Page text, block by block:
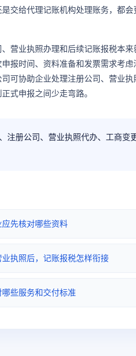
交给代理记账机构处理账务，都
营业执照办理和后续记账报税本来
报时间、资料准备和发票需求考
可协助企业处理注册公司、营业
式申报之间少走弯路。
注册公司、营业执照代办、工商变
先核对哪些资料
执照后，记账报税怎样衔接
些服务和交付标准